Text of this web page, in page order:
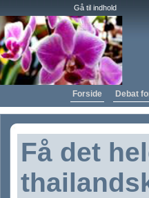
Gå til indhold
Forside Debat
Få det